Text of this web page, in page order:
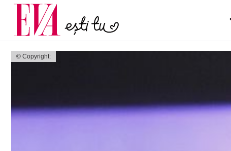
© Copyright:
Carieră
Actualitate
pe măsură ce